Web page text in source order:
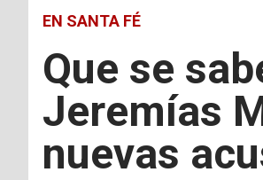
EN SANTA FÉ
Que se
Jeremías
nuevas